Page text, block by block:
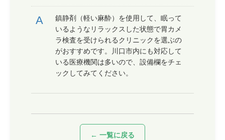
鎮静剤（軽い麻酔）を使用して、眠って
いるようなリラックスした状態で胃カメ
ラ検査を受けられるクリニックを選ぶの
がおすすめです。川口市内にも対応して
いる医療機関は多いので、設備欄をチェ
ックしてみてください。
← 一覧に戻る